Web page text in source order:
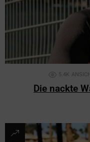
5.4K
Die nackte